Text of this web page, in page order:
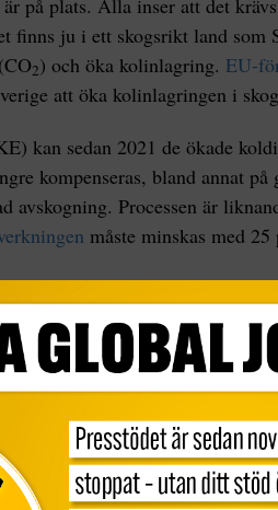
på plats. Alla inser att det
finns ju i ett skogsrikt land som
2) och öka kolinlagring. EU-
att öka kolinlagringen i
kan sedan 2021 de ökade
kompenseras, bland annat på
avskogning. Processen är
måste minskas med
2018 klargjorde 800 forskare att
förvärras om man fortsätter
skrev över 500 forskare i ett
för att inse att det är riktigt!